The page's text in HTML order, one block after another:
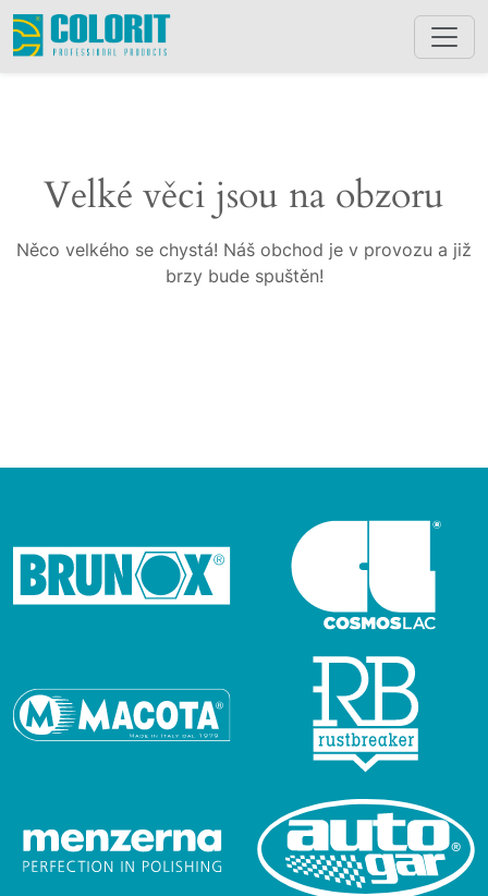
Velké věci jsou na obzoru
Něco velkého se chystá! Náš obchod je v provozu a již
brzy bude spuštěn!